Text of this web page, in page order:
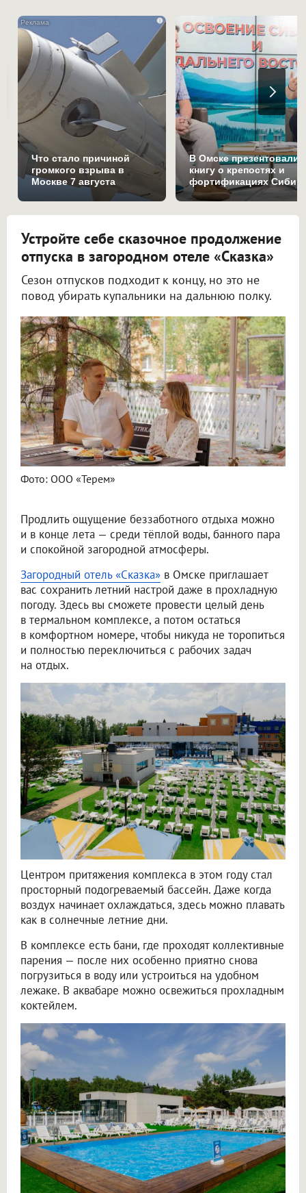
i
Что стало причиной
громкого взрыва в
Москве 7 августа
В Омске презентовали
книгу о крепостях и
фортификациях
Устройте себе сказочное продолжение
отпуска в загородном отеле «Сказка»
Сезон отпусков подходит к концу, но это не
повод убирать купальники на дальнюю полку.
Фото: ООО «Терем»
Продлить ощущение беззаботного отдыха можно
и в конце лета — среди тёплой воды, банного пара
и спокойной загородной атмосферы.
Загородный отель «Сказка» в Омске приглашает
вас сохранить летний настрой даже в прохладную
погоду. Здесь вы сможете провести целый день
в термальном комплексе, а потом остаться
в комфортном номере, чтобы никуда не торопиться
и полностью переключиться с рабочих задач
на отдых.
Центром притяжения комплекса в этом году стал
просторный подогреваемый бассейн. Даже когда
воздух начинает охлаждаться, здесь можно плавать
как в солнечные летние дни.
В комплексе есть бани, где проходят коллективные
парения — после них особенно приятно снова
погрузиться в воду или устроиться на удобном
лежаке. В аквабаре можно освежиться прохладным
коктейлем.